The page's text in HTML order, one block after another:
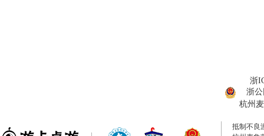
浙
浙公
杭州
抵制不良